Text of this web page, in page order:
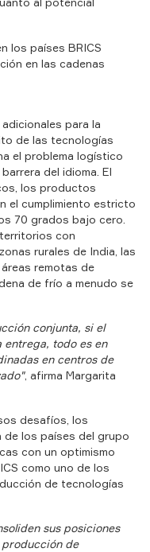
los países BRICS
en las cadenas
para la
de las tecnologías
el problema logístico
del idioma. El
los productos
el cumplimiento estricto
70 grados bajo cero.
con
rurales de India, las
remotas de
de frío a menudo se
conjunta, si el
todo es en
en centros de
, afirma Margarita
desafíos, los
los países del grupo
con un optimismo
como uno de los
de tecnologías
sus posiciones
de